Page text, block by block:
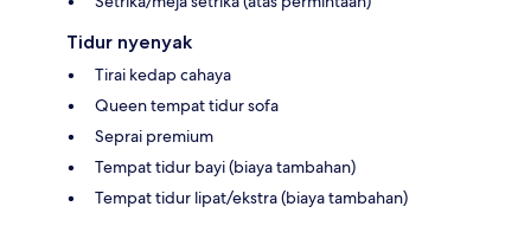
Tidur nyenyak
Tirai kedap cahaya
Queen tempat tidur sofa
Seprai premium
Tempat tidur bayi (biaya tambahan)
Tempat tidur lipat/ekstra (biaya tambahan)